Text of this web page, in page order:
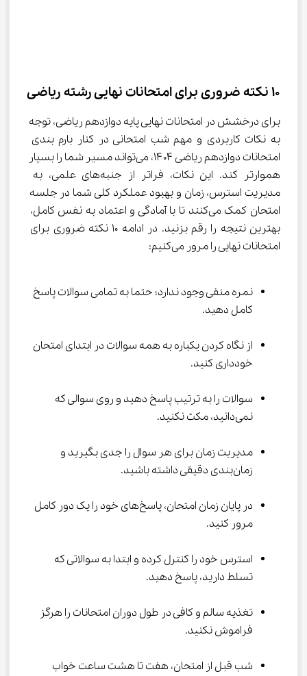
10 نکته ضروری برای امتحانات نهایی رشته ریاضی
برای درخشش در امتحانات نهایی پایه دوازدهم ریاضی، توجه
به نکات کاربردی و مهم شب امتحانی در کنار بارم بندی
امتحانات دوازدهم ریاضی ۱۴۰۴، می‌تواند مسیر شما را بسیار
هموارتر کند. این نکات، فراتر از جنبه‌های علمی، به
مدیریت استرس، زمان و بهبود عملکرد کلی شما در جلسه
امتحان کمک می‌کنند تا با آمادگی و اعتماد به نفس کامل،
بهترین نتیجه را رقم بزنید. در ادامه 10 نکته ضروری برای
امتحانات نهایی را مرور می‌کنیم:
نمره منفی وجود ندارد؛ حتما به تمامی سوالات پاسخ
کامل دهید.
از نگاه کردن یکباره به همه سوالات در ابتدای امتحان
خودداری کنید.
سوالات را به ترتیب پاسخ دهید و روی سوالی که
نمی‌دانید، مکث نکنید.
مدیریت زمان برای هر سوال را جدی بگیرید و
زمان‌بندی دقیقی داشته باشید.
در پایان زمان امتحان، پاسخ‌های خود را یک دور کامل
مرور کنید.
استرس خود را کنترل کرده و ابتدا به سوالاتی که
تسلط دارید، پاسخ دهید.
تغذیه سالم و کافی در طول دوران امتحانات را هرگز
فراموش نکنید.
شب قبل از امتحان، هفت تا هشت ساعت خواب